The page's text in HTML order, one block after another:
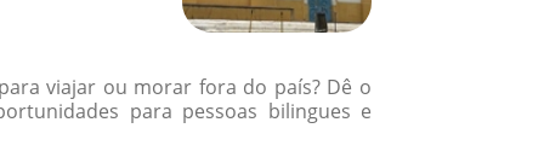
viajar ou morar fora do país? Dê o
para pessoas bilingues e